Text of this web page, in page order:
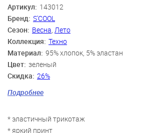
Артикул: 143012
Бренд: S'COOL
Сезон: Весна, Лето
Коллекция: Техно
Материал: 95% хлопок, 5% эластан
Цвет: зеленый
Скидка: 26%
Мальчики
Возраст: 9 лет, 10 лет, 11 лет, 12 лет, 13 лет,
Подробнее
* эластичный трикотаж
* яркий принт